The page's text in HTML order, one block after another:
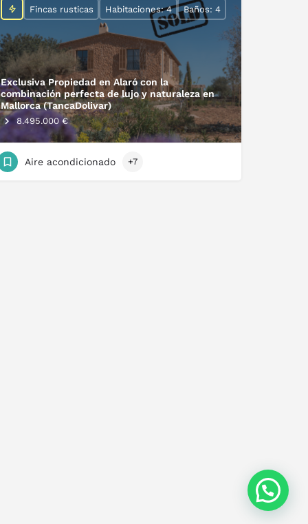
Exclusiva Propiedad en Alaró con la
combinación perfecta de lujo y naturaleza en
Mallorca (TancaDolivar)
8.495.000 €
Fincas rusticas Habitaciones: 4 Baños: 4
Aire acondicionado +7